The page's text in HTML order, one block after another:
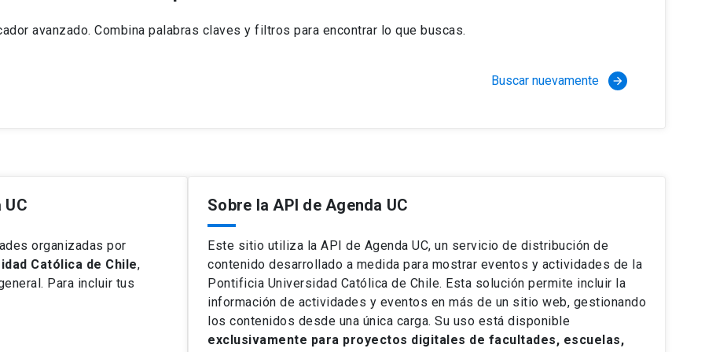
avanzado. Combina palabras claves y filtros para encontrar lo que buscas.
Buscar nuevamente arrow_forward
organizadas por
Católica de Chile,
Para incluir tus
Sobre la API de Agenda UC
Este sitio utiliza la API de Agenda UC, un servicio de distribución de
contenido desarrollado a medida para mostrar eventos y actividades de la
Pontificia Universidad Católica de Chile. Esta solución permite incluir la
información de actividades y eventos en más de un sitio web, gestionando
los contenidos desde una única carga. Su uso está disponible
exclusivamente para proyectos digitales de facultades, escuelas,